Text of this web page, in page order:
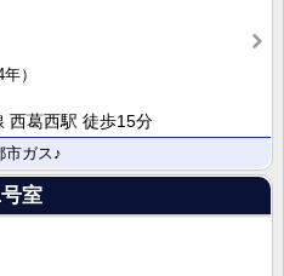
年）
西葛西駅 徒歩15分
市ガス♪
室